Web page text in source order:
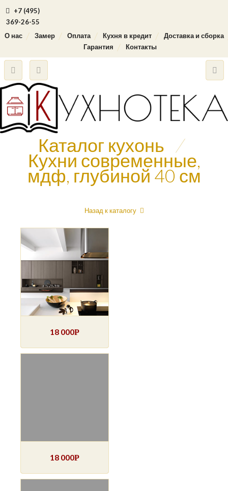
+7 (495)
369-26-55
О нас
Замер Оплата Кухня в кредит
Доставка и сборка
Гарантия
Контакты
Каталог кухонь /
Кухни современные,
мдф, глубиной 40 см
Назад к каталогу
18 000Р
18 000Р